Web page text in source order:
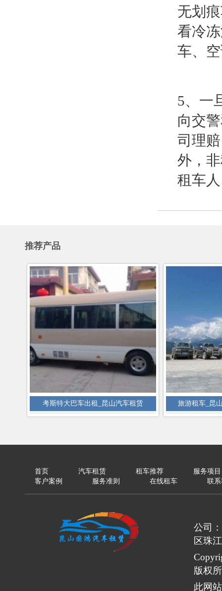
无划
看冷
车、
5、一
向交
司理
外，
租车
推荐产品
考斯特大巴车出租_昆山汽车租赁 旅游租车_昆
首页 汽车租赁 租车推荐
服务项目
客户案例
服务准则 在线租车 联
公司
区珠
版权
此网